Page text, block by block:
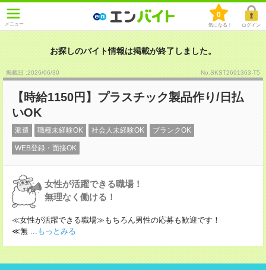
メニュー
0
気になる！ ログイン
お探しのバイト情報は掲載が終了しました。
掲載日 :2026/06/30 No.SKST2691363-T5
【時給1150円】プラスチック製品作り/日払
いOK
派遣 職種未経験OK 社会人未経験OK ブランクOK
WEB登録・面接OK
女性が活躍できる職場！
無理なく働ける！
≪女性が活躍できる職場≫もちろん男性の応募も歓迎です！
≪無 ...もっとみる